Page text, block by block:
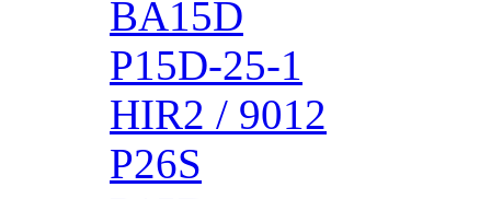
BA15D
P15D-25-1
HIR2 / 9012
P26S